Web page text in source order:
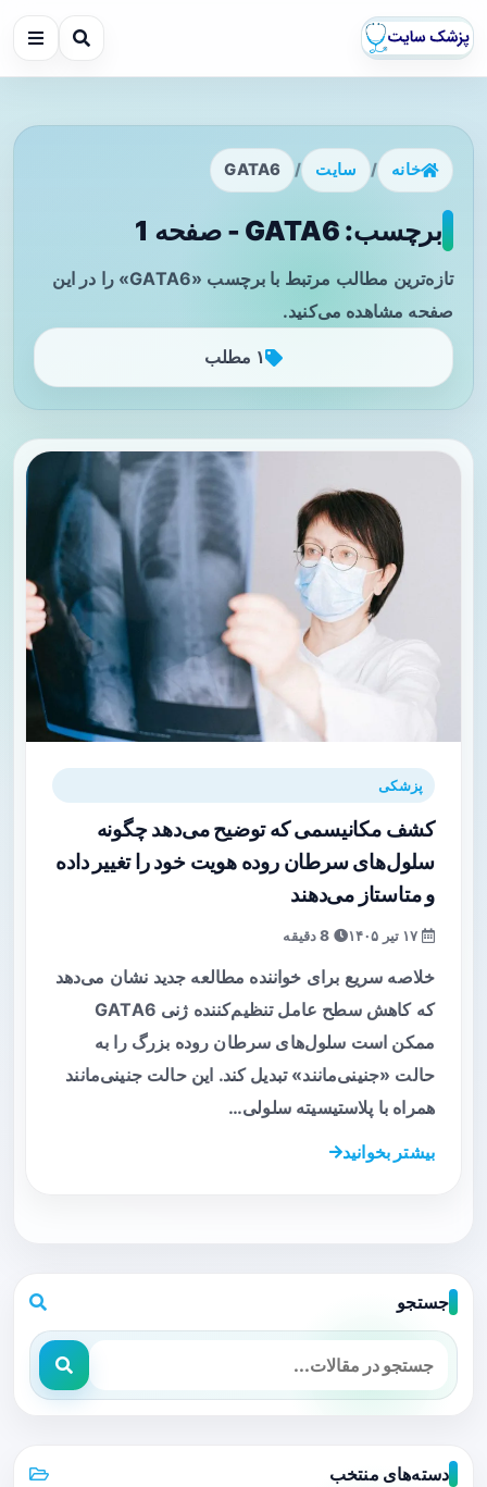
خانه / سایت /
GATA6
برچسب: GATA6 - صفحه 1
تازه‌ترین مطالب مرتبط با برچسب «GATA6» را در این
صفحه مشاهده می‌کنید.
۱ مطلب
پزشکی
کشف مکانیسمی که توضیح می‌دهد چگونه
سلول‌های سرطان روده هویت خود را تغییر داده
و متاستاز می‌دهند
خلاصه سریع برای خواننده مطالعه جدید نشان می‌دهد
که کاهش سطح عامل تنظیم‌کننده ژنی GATA6
ممکن است سلول‌های سرطان روده بزرگ را به
حالت «جنینی‌مانند» تبدیل کند. این حالت جنینی‌مانند
همراه با پلاستیسیته سلولی…
بیشتر بخوانید
جستجو
دسته‌های منتخب